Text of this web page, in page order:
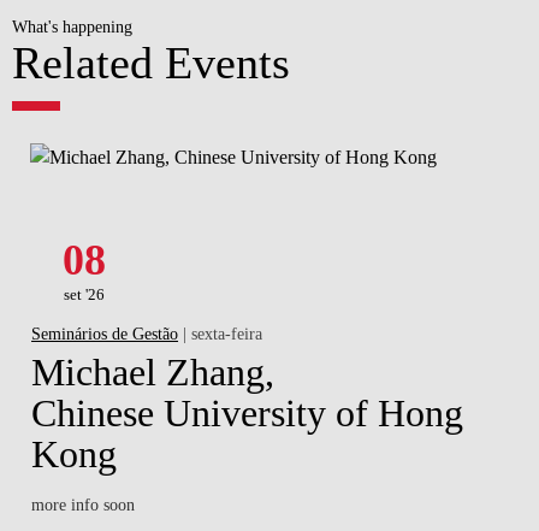
What's happening
Related Events
08
set '26
Seminários de Gestão | sexta-feira
Michael Zhang,
Chinese University of Hong
Kong
more info soon